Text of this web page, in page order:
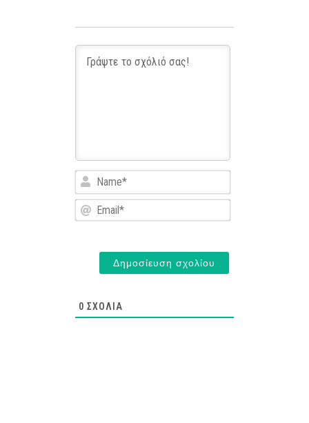
Name*
Email*
0 ΣΧΌΛΙΑ